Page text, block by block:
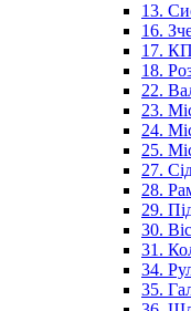
13.
16.
17.
18.
22.
23.
24.
25.
27.
28.
29.
30.
31.
34.
35.